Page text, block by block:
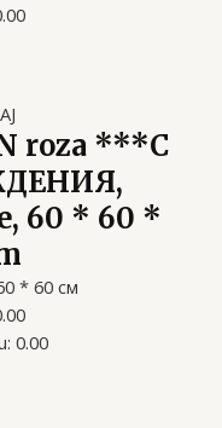
roza ***С
60 * 60 *
* 60 см
0.00